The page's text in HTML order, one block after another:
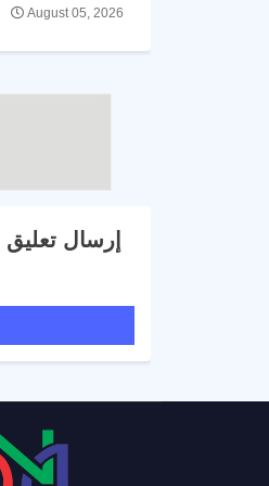
August 05, 2026
إرسال تعليق